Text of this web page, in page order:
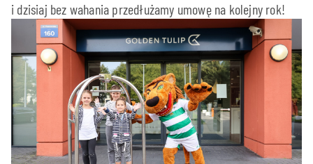
i dzisiaj bez wahania przedłużamy umowę na kolejny rok!